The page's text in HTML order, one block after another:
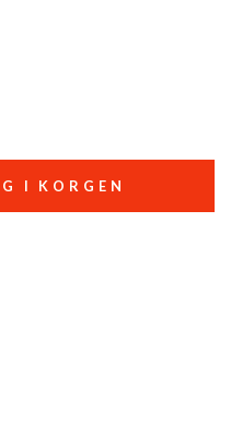
I KORGEN